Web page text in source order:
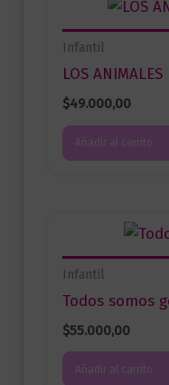
Infantil
LOS ANIMALES
$49.000,00
Añadir al carrito
Infantil
Todos somos
$55.000,00
Añadir al carrito